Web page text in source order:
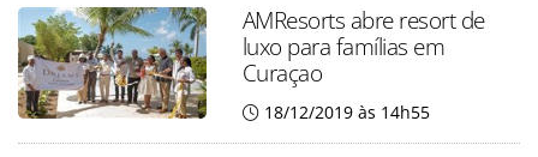
AMResorts abre resort de
luxo para famílias em
Curaçao
18/12/2019 às 14h55